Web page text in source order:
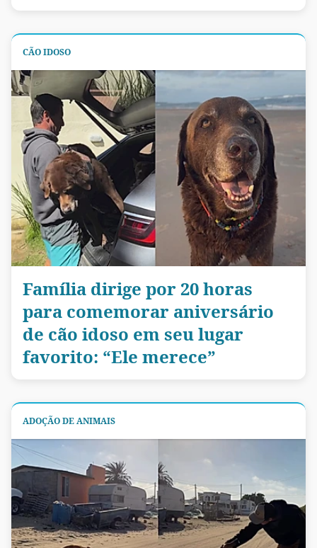
CÃO IDOSO
Família dirige por 20 horas
para comemorar aniversário
de cão idoso em seu lugar
favorito: “Ele merece”
ADOÇÃO DE ANIMAIS